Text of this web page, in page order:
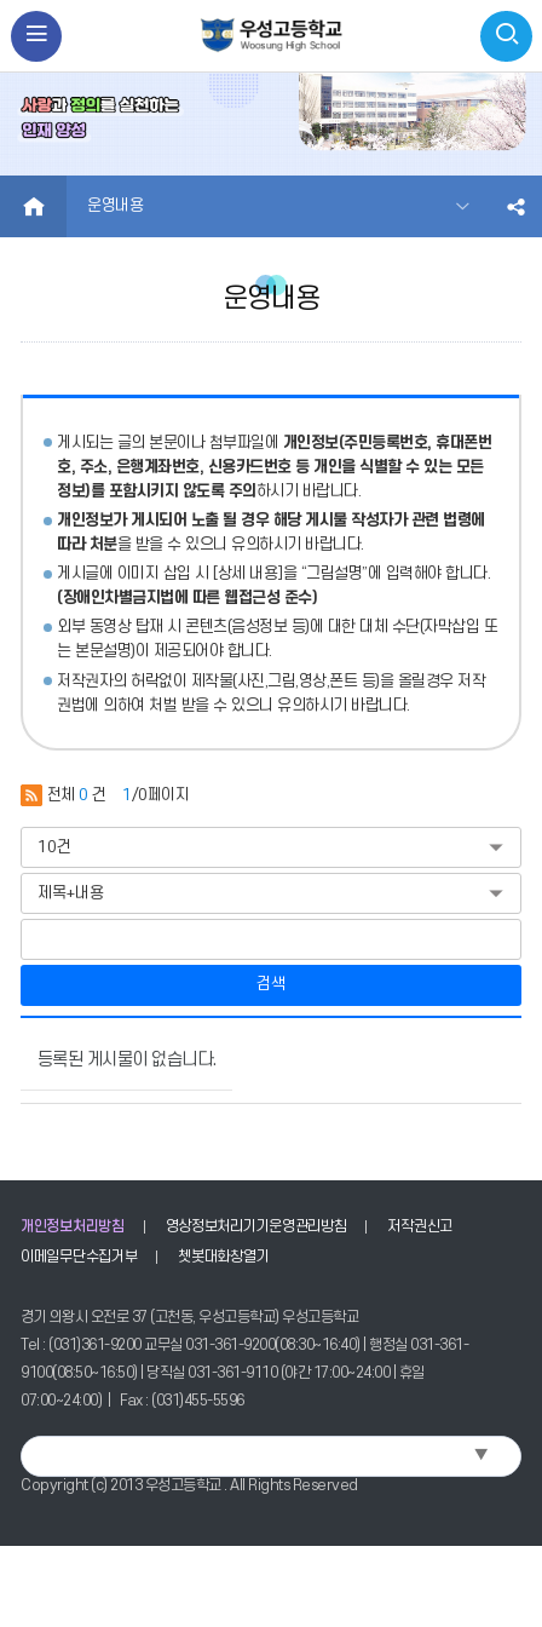
HOME 운영내용
운영내용
게시되는 글의 본문이나 첨부파일에
개인정보(주민등록번호, 휴대폰번
호, 주소, 은행계좌번호, 신용카드번호 등 개인을 식별할 수 있는 모든
정보)를 포함시키지 않도록 주의 하시기 바랍니다.
개인정보가 게시되어 노출 될 경우 해당 게시물 작성자가 관련 법령에
따라 처분을 받을 수 있으니 유의하시기 바랍니다.
게시글에 이미지 삽입 시 [상세 내용]을 “그림설명”에 입력해야 합니다.
(장애인차별금지법에 따른 웹접근성 준수)
외부 동영상 탑재 시 콘텐츠(음성정보 등)에 대한 대체 수단(자막삽입 또
는 본문설명)이 제공되어야 합니다.
저작권자의 허락없이 제작물(사진,그림,영상,폰트 등)을 올릴경우 저작
권법에 의하여 처벌 받을 수 있으니 유의하시기 바랍니다.
전체 0 건 1 /0페이지
검색
용
번
호,
작
성
자,
등
일,
조
회
등록된 게시물이 없습니다.
개인정보처리방침 영상정보처리기기운영관리방침
저작권신고
이메일무단수집거부
쳇봇대화창열기
경기 의왕시 오전로 37 (고천동, 우성고등학교) 우성고등학교
Tel : (031)361-9200 교무실 031-361-9200(08:30~16:40) | 행정실 031-361-
9100(08:50~16:50) | 당직실 031-361-9110 (야간 17:00~24:00 | 휴일
07:00~24:00) | Fax : (031)455-5596
▼
Copyright (c) 2013 우성고등학교 . All Rights Reserved